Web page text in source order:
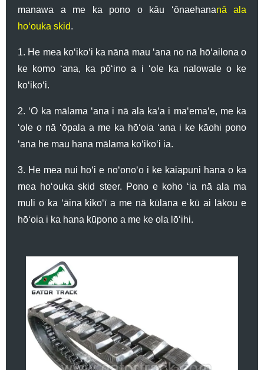
manawa a me ka pono o kāu ʻōnaehananā ala
hoʻouka skid.
1. He mea koʻikoʻi ka nānā mau ʻana no nā hōʻailona o
ke komo ʻana, ka pōʻino a i ʻole ka nalowale o ke
koʻikoʻi.
2. ʻO ka mālama ʻana i nā ala kaʻa i maʻemaʻe, me ka
ʻole o nā ʻōpala a me ka hōʻoia ʻana i ke kāohi pono
ʻana he mau hana mālama koʻikoʻi ia.
3. He mea nui hoʻi e noʻonoʻo i ke kaiapuni hana o ka
mea hoʻouka skid steer. Pono e koho ʻia nā ala ma
muli o ka ʻāina kikoʻī a me nā kūlana e kū ai lākou e
hōʻoia i ka hana kūpono a me ke ola lōʻihi.